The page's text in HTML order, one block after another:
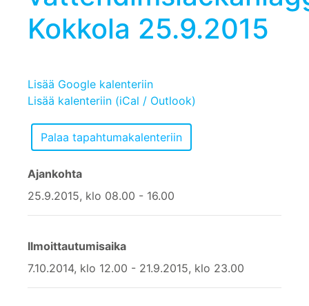
Kokkola 25.9.2015
Lisää Google kalenteriin
Lisää kalenteriin (iCal / Outlook)
Ajankohta
25.9.2015, klo 08.00 - 16.00
Ilmoittautumisaika
7.10.2014, klo 12.00 - 21.9.2015, klo 23.00